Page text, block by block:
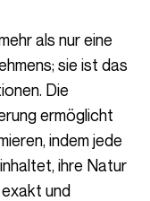
sie ist das
Die
ermöglicht
indem jede
ihre Natur
und